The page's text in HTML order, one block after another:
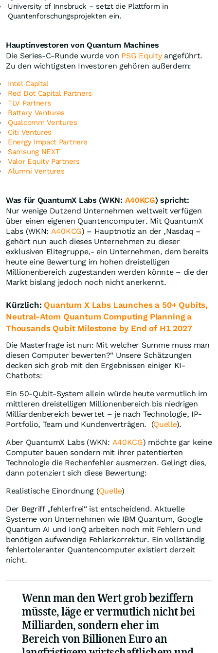
University of Innsbruck – setzt die Plattform in
Quantenforschungsprojekten ein.
Hauptinvestoren von Quantum Machines
Die Series-C-Runde wurde von PSG Equityangeführt.
Zu den wichtigsten Investoren gehören außerdem:
Intel Capital
Red Dot Capital Partners
TLV Partners
Battery Ventures
Qualcomm Ventures
Citi Ventures
Energy Impact Partners
Samsung NEXT
Valor Equity Partners
Alumni Ventures
Was für QuantumX Labs (WKN: A40KCG) spricht:
Nur wenige Dutzend Unternehmen weltweit verfügen
über einen eigenen Quantencomputer. Mit QuantumX
Labs (WKN: A40KCG) – Hauptnotiz an der ,Nasdaq –
gehört nun auch dieses Unternehmen zu dieser
exklusiven Elitegruppe,- ein Unternehmen, dem bereits
heute eine Bewertung im hohen dreistelligen
Millionenbereich zugestanden werden könnte – die der
Markt bislang jedoch noch nicht anerkennt.
Kürzlich: Quantum X Labs Launches a 50+ Qubits,
Neutral-Atom Quantum Computing Planning a
Thousands Qubit Milestone by End of H1 2027
Die Masterfrage ist nun: Mit welcher Summe muss man
diesen Computer bewerten?“ Unsere Schätzungen
decken sich grob mit den Ergebnissen einiger KI-
Chatbots:
Ein 50-Qubit-System allein würde heute vermutlich im
mittleren dreistelligen Millionenbereich bis niedrigen
Milliardenbereich bewertet – je nach Technologie, IP-
Portfolio, Team und Kundenverträgen. (Quelle).
Aber QuantumX Labs (WKN: A40KCG) möchte gar keine
Computer bauen sondern mit ihrer patentierten
Technologie die Rechenfehler ausmerzen. Gelingt dies,
dann potenziert sich diese Bewertung:
Realistische Einordnung (Quelle)
Der Begriff „fehlerfrei“ ist entscheidend. Aktuelle
Systeme von Unternehmen wie IBM Quantum, Google
Quantum AI und IonQ arbeiten noch mit Fehlern und
benötigen aufwendige Fehlerkorrektur. Ein vollständig
fehlertoleranter Quantencomputer existiert derzeit
nicht.
Wenn man den Wert grob beziffern
müsste, läge er vermutlich nicht bei
Milliarden, sondern eher im
Bereich von Billionen Euro an